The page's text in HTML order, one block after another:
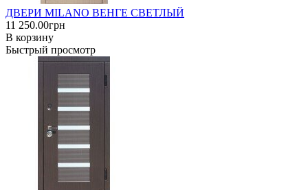
ДВЕРИ MILANO ВЕНГЕ СВЕТЛЫЙ
11 250.00грн
В корзину
Быстрый просмотр